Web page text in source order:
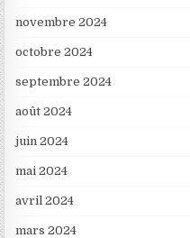
novembre 2024
octobre 2024
septembre 2024
août 2024
juin 2024
mai 2024
avril 2024
mars 2024